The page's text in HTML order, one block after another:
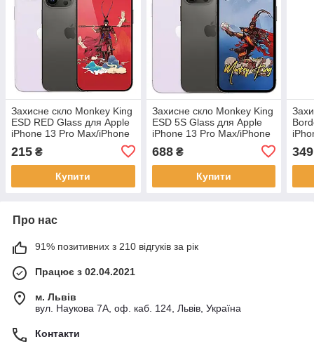
Захисне скло Monkey King
ESD RED Glass для Apple
iPhone 13 Pro Max/iPhone
215 ₴
Купити
Захисне скло Monkey King
ESD 5S Glass для Apple
iPhone 13 Pro Max/iPhone
688₴
Купити
349
Про нас
91% позитивних з 210 відгуків за рік
Працює з 02.04.2021
м. Львів
вул. Наукова 7А, оф. каб. 124, Львів, Україна
Контакти